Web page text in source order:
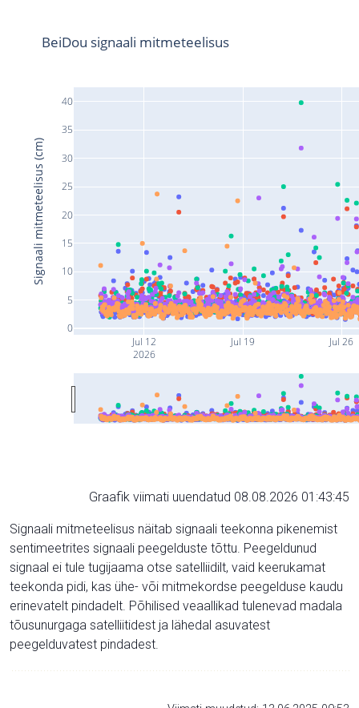
Jul 12
2026
Jul 19 Jul 26
0
5
10
15
20
25
30
35
40
BeiDou signaali mitmeteelisus
Signaali mitmeteelisus (cm)
Graafik viimati uuendatud 08.08.2026 01:43:45
Signaali mitmeteelisus näitab signaali teekonna pikenemist
sentimeetrites signaali peegelduste tõttu. Peegeldunud
signaal ei tule tugijaama otse satelliidilt, vaid keerukamat
teekonda pidi, kas ühe- või mitmekordse peegelduse kaudu
erinevatelt pindadelt. Põhilised veaallikad tulenevad madala
tõusunurgaga satelliitidest ja lähedal asuvatest
peegelduvatest pindadest.